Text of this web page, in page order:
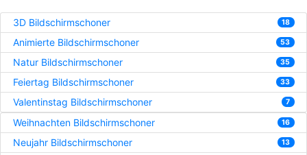
3D Bildschirmschoner 18
Animierte Bildschirmschoner 53
Natur Bildschirmschoner 35
Feiertag Bildschirmschoner 33
Valentinstag Bildschirmschoner 7
Weihnachten Bildschirmschoner 16
Neujahr Bildschirmschoner 13